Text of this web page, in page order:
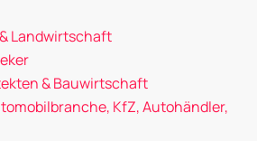
Landwirtschaft
& Bauwirtschaft
KfZ, Autohändler,